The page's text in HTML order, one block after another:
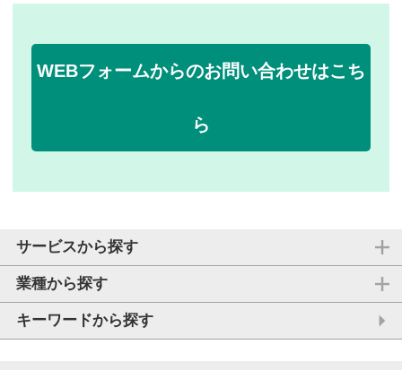
WEBフォームからのお問い合わせはこち
ら
サービスから探す
業種から探す
キーワードから探す